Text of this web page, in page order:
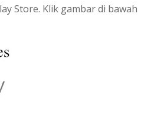
Store. Klik gambar di bawah